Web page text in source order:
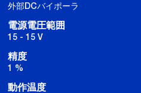
外部DCバイポーラ
電源電圧範囲
15 - 15 V
精度
1 %
動作温度